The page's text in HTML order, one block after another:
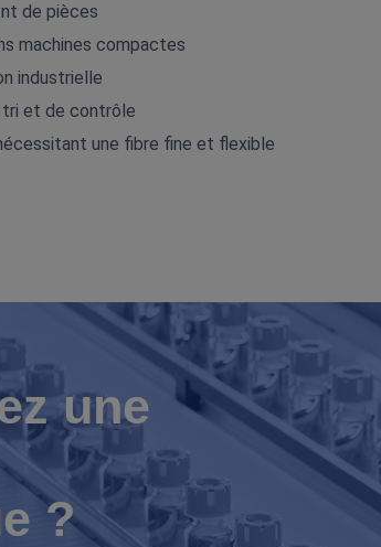
de pièces
machines compactes
industrielle
et de contrôle
une fibre fine et flexible
une
?